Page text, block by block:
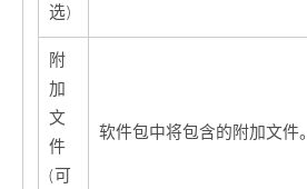
选)
附
加
文
件
(可
软件包中将包含的附加文件。